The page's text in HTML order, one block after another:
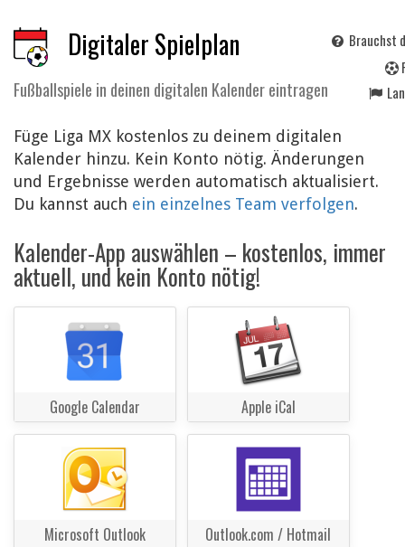
Digitaler Spielplan
Fußballspiele in deinen digitalen Kalender eintragen
Brauchst
Füge Liga MX kostenlos zu deinem digitalen
Kalender hinzu. Kein Konto nötig. Änderungen
und Ergebnisse werden automatisch aktualisiert.
Du kannst auch ein einzelnes Team verfolgen.
Kalender-App auswählen – kostenlos, immer
aktuell, und kein Konto nötig!
Google Calendar Apple iCal
Microsoft Outlook Outlook.com / Hotmail